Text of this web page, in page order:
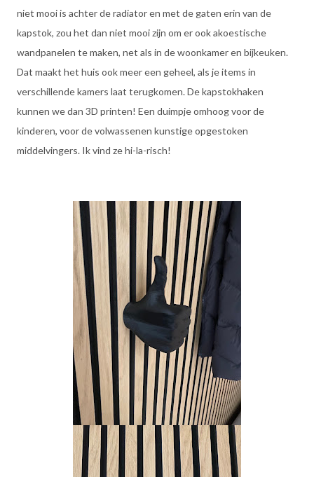
niet mooi is achter de radiator en met de gaten erin van de
kapstok, zou het dan niet mooi zijn om er ook akoestische
wandpanelen te maken, net als in de woonkamer en bijkeuken.
Dat maakt het huis ook meer een geheel, als je items in
verschillende kamers laat terugkomen. De kapstokhaken
kunnen we dan 3D printen! Een duimpje omhoog voor de
kinderen, voor de volwassenen kunstige opgestoken
middelvingers. Ik vind ze hi-la-risch!